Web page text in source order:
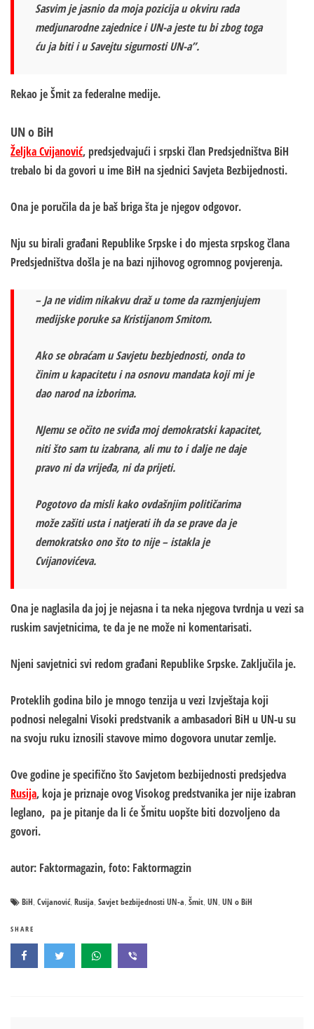
Sasvim je jasnio da moja pozicija u okviru rada
medjunarodne zajednice i UN-a jeste tu bi zbog toga
ću ja biti i u Savejtu sigurnosti UN-a”.
Rekao je Šmit za federalne medije.
UN o BiH
Željka Cvijanović, predsjedvajući i srpski član Predsjedništva BiH
trebalo bi da govori u ime BiH na sjednici Savjeta Bezbijednosti.
Ona je poručila da je baš briga šta je njegov odgovor.
Nju su birali građani Republike Srpske i do mjesta srpskog člana
Predsjedništva došla je na bazi njihovog ogromnog povjerenja.
– Ja ne vidim nikakvu draž u tome da razmjenjujem
medijske poruke sa Kristijanom Smitom.
Ako se obraćam u Savjetu bezbjednosti, onda to
činim u kapacitetu i na osnovu mandata koji mi je
dao narod na izborima.
NJemu se očito ne sviđa moj demokratski kapacitet,
niti što sam tu izabrana, ali mu to i dalje ne daje
pravo ni da vrijeđa, ni da prijeti.
Pogotovo da misli kako ovdašnjim političarima
može zašiti usta i natjerati ih da se prave da je
demokratsko ono što to nije – istakla je
Cvijanovićeva.
Ona je naglasila da joj je nejasna i ta neka njegova tvrdnja u vezi sa
ruskim savjetnicima, te da je ne može ni komentarisati.
Njeni savjetnici svi redom građani Republike Srpske. Zaključila je.
Proteklih godina bilo je mnogo tenzija u vezi Izvještaja koji
podnosi nelegalni Visoki predstvanik a ambasadori BiH u UN-u su
na svoju ruku iznosili stavove mimo dogovora unutar zemlje.
Ove godine je specifično što Savjetom bezbijednosti predsjedva
Rusija, koja je priznaje ovog Visokog predstvanika jer nije izabran
leglano, pa je pitanje da li će Šmitu uopšte biti dozvoljeno da
govori.
autor: Faktormagazin, foto: Faktormagzin
BiH, Cvijanović, Rusija, Savjet bezbijednosti UN-a, Šmit, UN, UN o BiH
SHARE